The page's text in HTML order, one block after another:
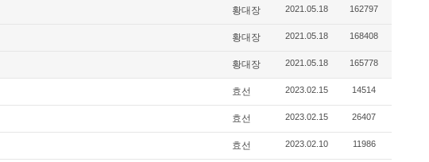
황대장 2021.05.18 162797
황대장 2021.05.18 168408
황대장 2021.05.18 165778
효선 2023.02.15 14514
효선 2023.02.15 26407
효선 2023.02.10 11986